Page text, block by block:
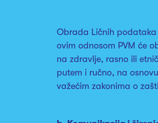
Obrada Ličnih podataka
ovim odnosom PVM će
na zdravlje, rasno ili
putem i ručno, na
važećim zakonima o